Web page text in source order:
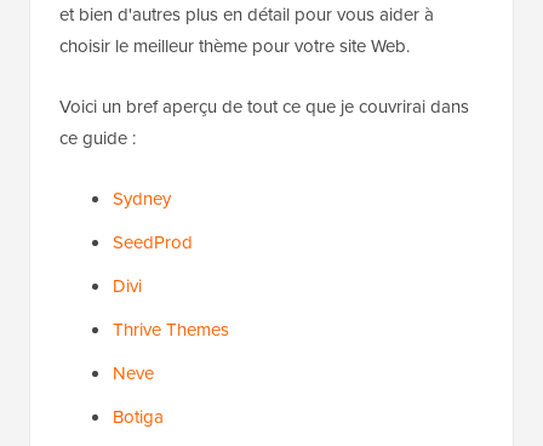
et bien d'autres plus en détail pour vous aider à
choisir le meilleur thème pour votre site Web.
Voici un bref aperçu de tout ce que je couvrirai dans
ce guide :
Sydney
SeedProd
Divi
Thrive Themes
Neve
Botiga